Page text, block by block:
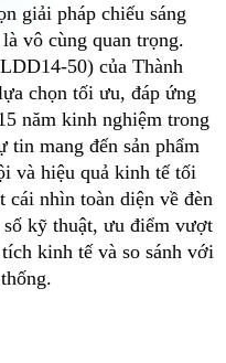
giải pháp chiếu sáng
vô cùng quan trọng.
50) của Thành
chọn tối ưu, đáp ứng
năm kinh nghiệm trong
mang đến sản phẩm
và hiệu quả kinh tế tối
cái nhìn toàn diện về đèn
kỹ thuật, ưu điểm vượt
kinh tế và so sánh với